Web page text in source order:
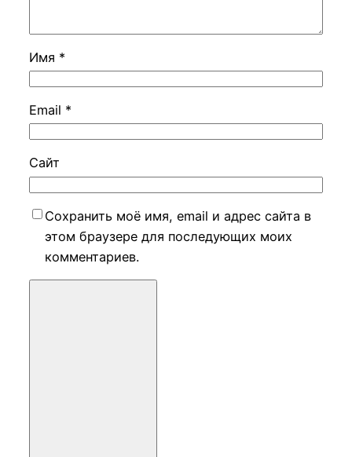
Имя *
Email *
Сайт
Сохранить моё имя, email и адрес сайта в
этом браузере для последующих моих
комментариев.